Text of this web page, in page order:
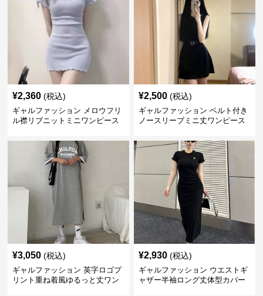
¥2,360 (税込)
ギャルファッション メロウフリ
ル襟リブニットミニワンピース
¥2,500 (税込)
ギャルファッション ベルト付き
ノースリーブミニ丈ワンピース
¥3,050 (税込)
ギャルファッション 英字ロゴプ
リント重ね着風ゆるっと丈ワン
¥2,930 (税込)
ギャルファッション ウエストギ
ャザー半袖ロング丈体型カバー